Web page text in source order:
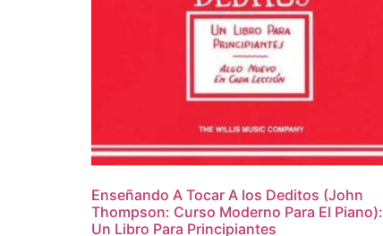
Enseñando A Tocar A los Deditos (John
Thompson: Curso Moderno Para El Piano):
Un Libro Para Principiantes